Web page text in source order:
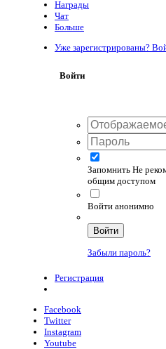
Награды
Чат
Больше
Уже зарегистрированы?
Войти
Запомнить Не
общим доступом
Войти анонимно
Войти
Забыли пароль?
Регистрация
Facebook
Twitter
Instagram
Youtube